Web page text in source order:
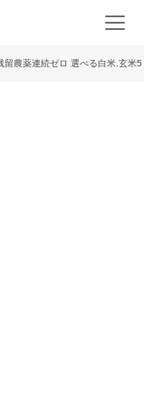
留農薬連続ゼロ 選べる白米.玄米5